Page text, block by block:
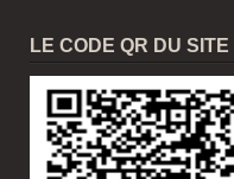
LE CODE QR DU SITE